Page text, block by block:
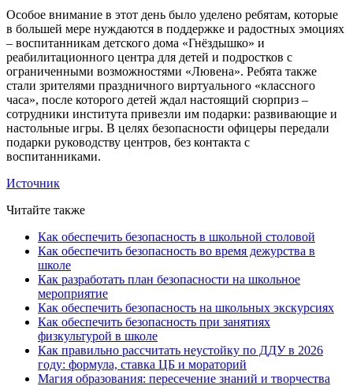
Особое внимание в этот день было уделено ребятам, которые
в большей мере нуждаются в поддержке и радостных эмоциях
– воспитанникам детского дома «Гнёздышко» и
реабилитационного центра для детей и подростков с
ограниченными возможностями «Лювена». Ребята также
стали зрителями праздничного виртуального «классного
часа», после которого детей ждал настоящий сюрприз –
сотрудники института привезли им подарки: развивающие и
настольные игры. В целях безопасности офицеры передали
подарки руководству центров, без контакта с
воспитанниками.
Источник
Читайте также
Как обеспечить безопасность в школьной столовой
Как обеспечить безопасность во время дежурства в
школе
Как разработать план безопасности на школьное
мероприятие
Как обеспечить безопасность на школьных экскурсиях
Как обеспечить безопасность при занятиях
физкультурой в школе
Как правильно рассчитать неустойку по ДДУ в 2026
году: формула, ставка ЦБ и мораторий
Магия образования: пересечение знаний и творчества